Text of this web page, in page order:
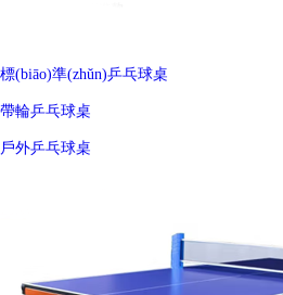
標(biāo)準(zhǔn)乒乓球桌
帶輪乒乓球桌
戶外乒乓球桌